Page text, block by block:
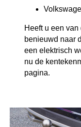
Heeft u een
benieuwd naar
een elektrisch
nu de
pagina.